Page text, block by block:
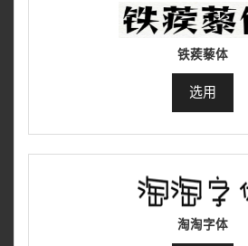
铁蒺藜体
选用
淘淘字体